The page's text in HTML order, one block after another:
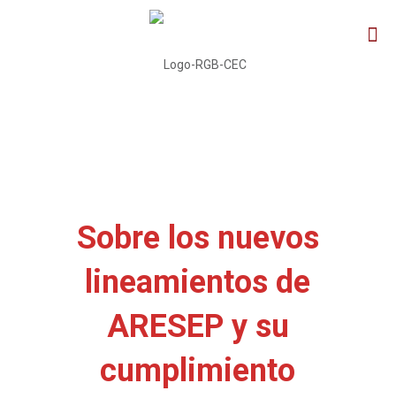
Sobre los nuevos
lineamientos de
ARESEP y su
cumplimiento